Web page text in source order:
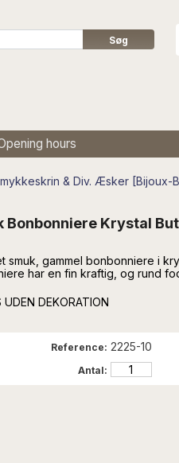
hours
& Div. Æsker [Bijoux-
Bonbonniere Krystal
smuk, gammel bonbonniere i
har en fin kraftig, og rund
DEKORATION
Reference: 2225-10
Antal: